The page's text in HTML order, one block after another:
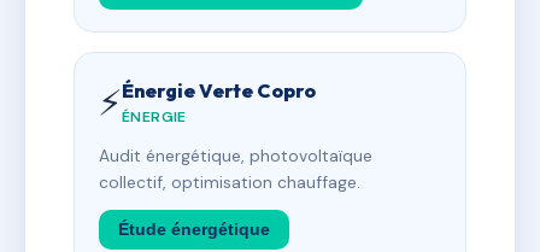
⚡Énergie Verte Copro
ÉNERGIE
Audit énergétique, photovoltaïque
collectif, optimisation chauffage.
Étude énergétique